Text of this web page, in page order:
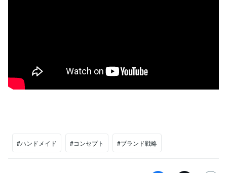
#ハンドメイド #コンセプト #ブランド戦略